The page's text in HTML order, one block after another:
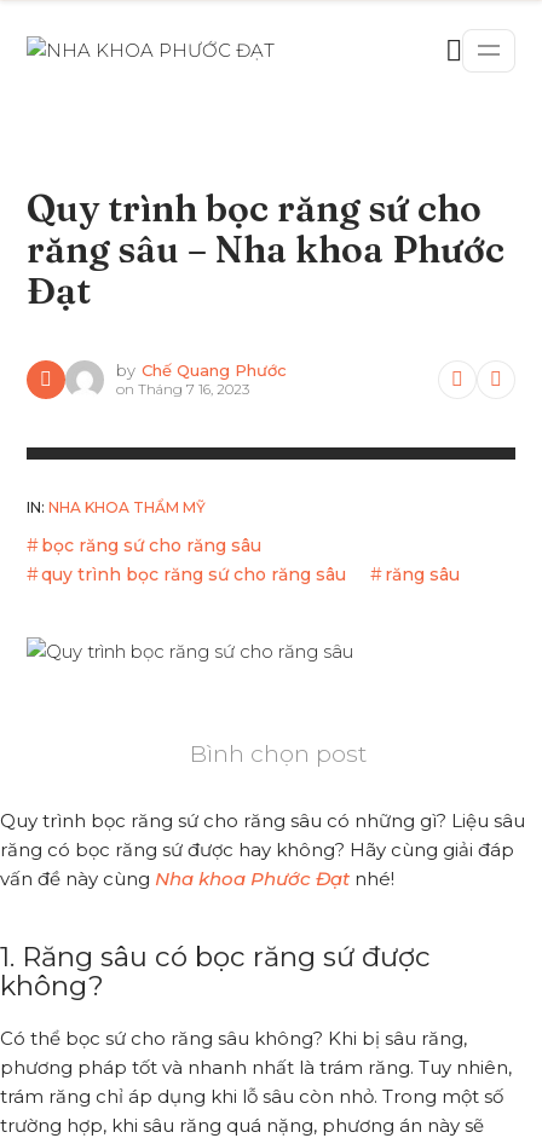
Quy trình bọc răng sứ cho
răng sâu – Nha khoa Phước
Đạt
by Chế Quang Phước
on Tháng 7 16, 2023
IN: NHA KHOA THẨM MỸ
bọc răng sứ cho răng sâu
quy trình bọc răng sứ cho răng sâu
răng sâu
Bình chọn post
Quy trình bọc răng sứ cho răng sâu có những gì? Liệu sâu
răng có bọc răng sứ được hay không? Hãy cùng giải đáp
vấn đề này cùng Nha khoa Phước Đạt nhé!
1. Răng sâu có bọc răng sứ được
không?
Có thể bọc sứ cho răng sâu không? Khi bị sâu răng,
phương pháp tốt và nhanh nhất là trám răng. Tuy nhiên,
trám răng chỉ áp dụng khi lỗ sâu còn nhỏ. Trong một số
trường hợp, khi sâu răng quá nặng, phương án này sẽ